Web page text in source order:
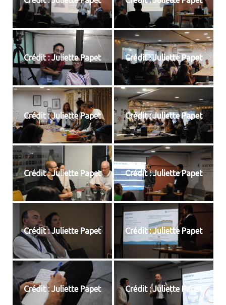
Crédit : Juliette Papet Crédit : Juliette Papet
Crédit : Juliette Papet Crédit : Juliette Papet
Crédit : Juliette Papet Crédit : Juliette Papet
Crédit : Juliette Papet Crédit : Juliette Papet
Crédit : Juliette Papet Crédit : Juliette Papet